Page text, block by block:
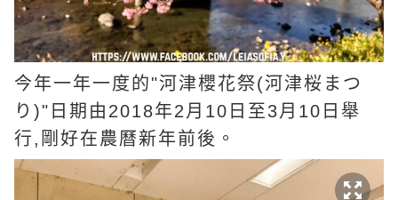
今年一年一度的"河津櫻花祭(河津桜まつ
り)"日期由2018年2月10日至3月10日舉
行,剛好在農曆新年前後。